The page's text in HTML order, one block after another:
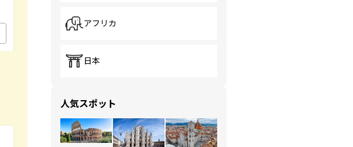
アフリカ
日本
人気スポット